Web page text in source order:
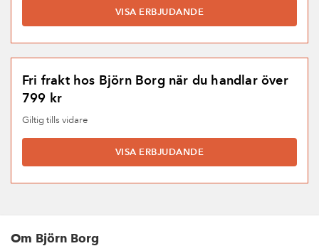
VISA ERBJUDANDE
Fri frakt hos Björn Borg när du handlar över
799 kr
Giltig tills vidare
VISA ERBJUDANDE
Om Björn Borg